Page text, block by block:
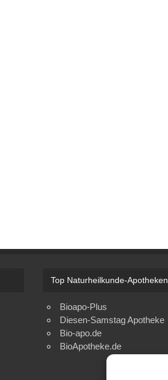
Top Naturheilkunde-Apotheken
Bioapo-Plus
Diesen-Samstag Apotheke
Bio-apo.de
BioApotheke.de